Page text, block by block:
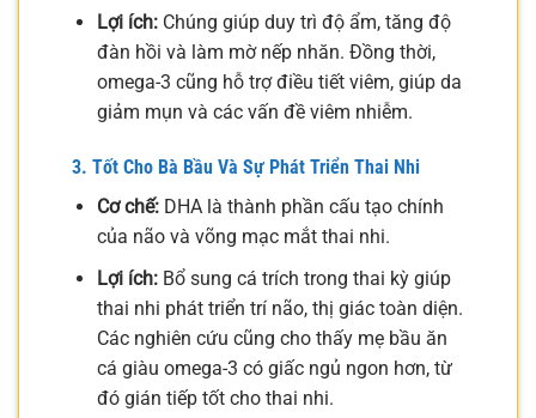
Lợi ích:Chúng giúp duy trì độ ẩm, tăng độ
đàn hồi và làm mờ nếp nhăn. Đồng thời,
omega-3 cũng hỗ trợ điều tiết viêm, giúp da
giảm mụn và các vấn đề viêm nhiễm.
3. Tốt Cho Bà Bầu Và Sự Phát Triển Thai Nhi
Cơ chế:DHA là thành phần cấu tạo chính
của não và võng mạc mắt thai nhi.
Lợi ích:Bổ sung cá trích trong thai kỳ giúp
thai nhi phát triển trí não, thị giác toàn diện.
Các nghiên cứu cũng cho thấy mẹ bầu ăn
cá giàu omega-3 có giấc ngủ ngon hơn, từ
đó gián tiếp tốt cho thai nhi.